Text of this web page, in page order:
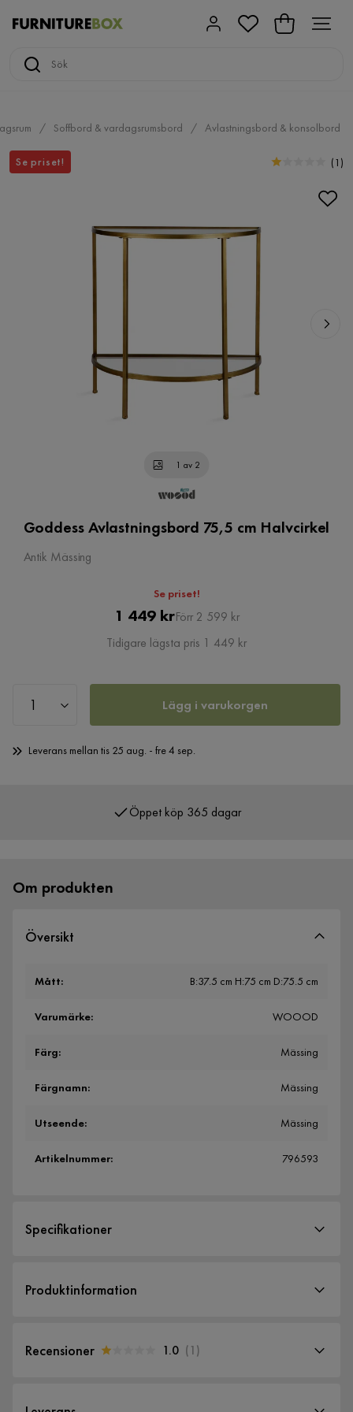
Soffbord & vardagsrumsbord Avlastningsbord & konsolbord
Se priset! (1 )
1 av 2
Goddess Avlastningsbord 75,5 cm Halvcirkel
Antik Mässing
Se priset!
Pris
1 449 krOriginal
Pris
Förr 2 599 kr
Tidigare lägsta pris 1 449 kr
Lägg i varukorgen
Leverans mellan tis 25 aug. - fre 4 sep.
Om produkten
Översikt
Mått: B:37.5 cm H:75 cm D:75.5 cm
Varumärke: WOOOD
Färg: Mässing
Färgnamn: Mässing
Utseende: Mässing
Artikelnummer: 796593
Specifikationer
Storlek
Produktinformation
Recensioner 1.0 (1)